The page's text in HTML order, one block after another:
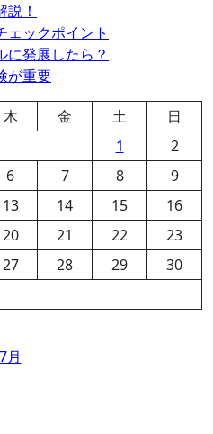
！
ェックポイント
に発展したら？
が重要
木 金 土
日
1
2
6 7 8
9
13 14 15
16
20 21 22
23
27 28 29
30
月